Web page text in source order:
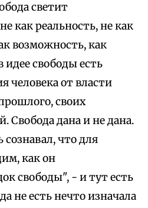
светит
как реальность, не как
возможность, как
идее свободы есть
человека от власти
своих
Свобода дана и не дана.
что для
как он
свободы", - и тут есть
не есть нечто изначала